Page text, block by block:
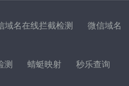
域名在线拦截检测
微信域名
测 蜻蜓映射
秒乐查询